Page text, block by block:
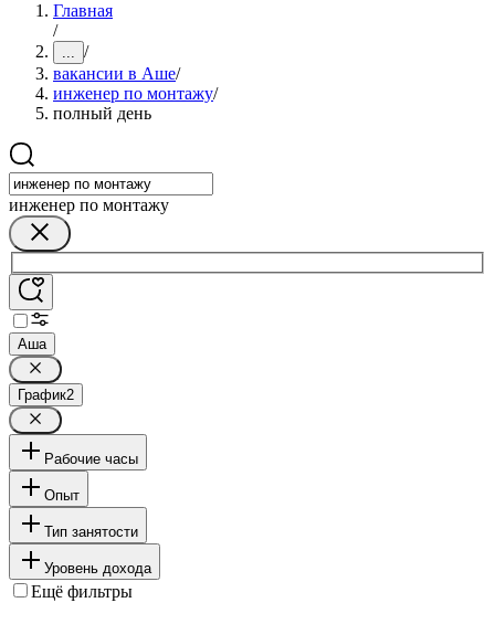
Главная
/
... /
вакансии в Аше/
инженер по монтажу/
полный день
инженер по монтажу
Аша
График2
Рабочие часы
Опыт
Тип занятости
Уровень дохода
Ещё фильтры